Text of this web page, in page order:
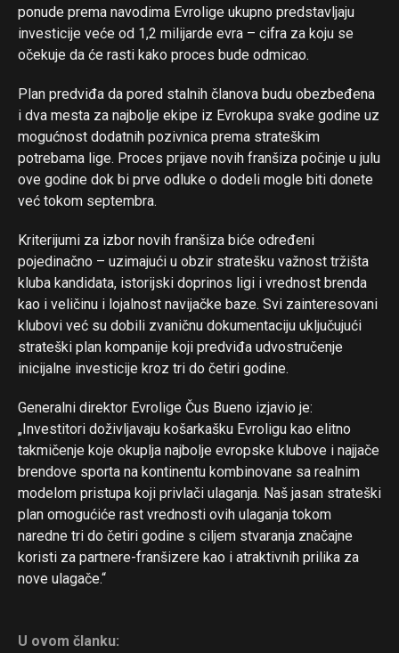
ponude prema navodima Evrolige ukupno predstavljaju
investicije veće od 1,2 milijarde evra – cifra za koju se
očekuje da će rasti kako proces bude odmicao.
Plan predviđa da pored stalnih članova budu obezbeđena
i dva mesta za najbolje ekipe iz Evrokupa svake godine uz
mogućnost dodatnih pozivnica prema strateškim
potrebama lige. Proces prijave novih franšiza počinje u julu
ove godine dok bi prve odluke o dodeli mogle biti donete
već tokom septembra.
Kriterijumi za izbor novih franšiza biće određeni
pojedinačno – uzimajući u obzir stratešku važnost tržišta
kluba kandidata, istorijski doprinos ligi i vrednost brenda
kao i veličinu i lojalnost navijačke baze. Svi zainteresovani
klubovi već su dobili zvaničnu dokumentaciju uključujući
strateški plan kompanije koji predviđa udvostručenje
inicijalne investicije kroz tri do četiri godine.
Generalni direktor Evrolige Čus Bueno izjavio je:
„Investitori doživljavaju košarkašku Evroligu kao elitno
takmičenje koje okuplja najbolje evropske klubove i najjače
brendove sporta na kontinentu kombinovane sa realnim
modelom pristupa koji privlači ulaganja. Naš jasan strateški
plan omogućiće rast vrednosti ovih ulaganja tokom
naredne tri do četiri godine s ciljem stvaranja značajne
koristi za partnere-franšizere kao i atraktivnih prilika za
nove ulagače.“
U ovom članku: